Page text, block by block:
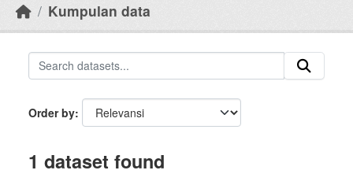
Kumpulan data
Order by
1 dataset found